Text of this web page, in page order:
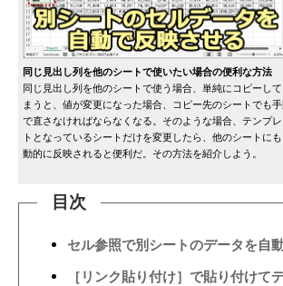
同じ見出し列を他のシートで使いたい場合の便利な方法
同じ見出し列を他のシートで使う場合、単純にコピーして
まうと、値が変更になった場合、コピー先のシートでも
で直さなければならなくなる。そのような場合、テンプ
トとなっているシートだけを変更したら、他のシートに
動的に反映されると便利だ。その方法を紹介しよう。
目次
セル参照で別シートのデータを自
［リンク貼り付け］で貼り付けて